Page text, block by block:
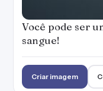
Você pode ser
sangue!
Criar imagem